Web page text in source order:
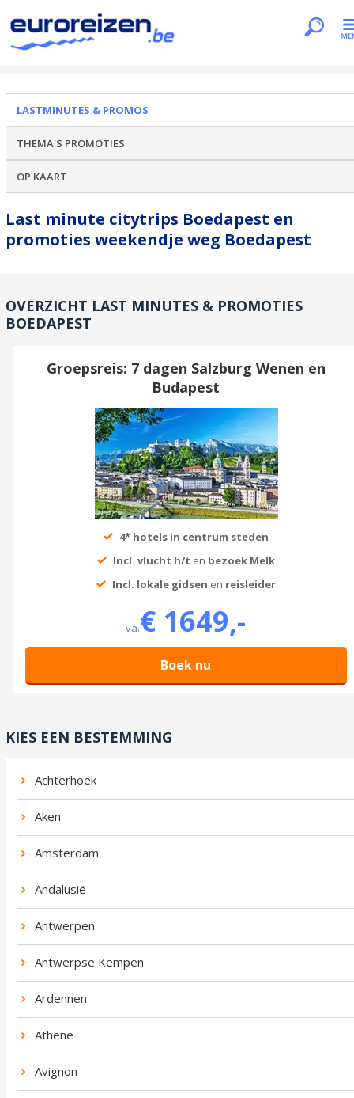
LASTMINUTES & PROMOS
THEMA'S PROMOTIES
OP KAART
Last minute citytrips Boedapest en
promoties weekendje weg Boedapest
OVERZICHT LAST MINUTES & PROMOTIES
BOEDAPEST
Groepsreis: 7 dagen Salzburg Wenen en
Budapest
4* hotels in centrum steden
Incl. vlucht h/t en bezoek Melk
Incl. lokale gidsen en reisleider
va.€ 1649,-
Boek nu
KIES EEN BESTEMMING
Achterhoek
Aken
Amsterdam
Andalusië
Antwerpen
Antwerpse Kempen
Ardennen
Athene
Avignon